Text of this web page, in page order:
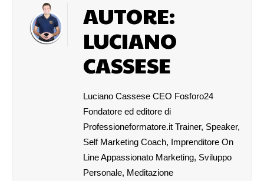
AUTORE:
LUCIANO
CASSESE
Luciano Cassese CEO Fosforo24
Fondatore ed editore di
Professioneformatore.it Trainer, Speaker,
Self Marketing Coach, Imprenditore On
Line Appassionato Marketing, Sviluppo
Personale, Meditazione